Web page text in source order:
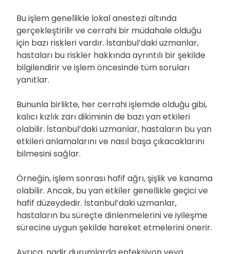
Bu işlem genellikle lokal anestezi altında
gerçekleştirilir ve cerrahi bir müdahale olduğu
için bazı riskleri vardır. İstanbul’daki uzmanlar,
hastaları bu riskler hakkında ayrıntılı bir şekilde
bilgilendirir ve işlem öncesinde tüm soruları
yanıtlar.
Bununla birlikte, her cerrahi işlemde olduğu gibi,
kalıcı kızlık zarı dikiminin de bazı yan etkileri
olabilir. İstanbul’daki uzmanlar, hastaların bu yan
etkileri anlamalarını ve nasıl başa çıkacaklarını
bilmesini sağlar.
Örneğin, işlem sonrası hafif ağrı, şişlik ve kanama
olabilir. Ancak, bu yan etkiler genellikle geçici ve
hafif düzeydedir. İstanbul’daki uzmanlar,
hastaların bu süreçte dinlenmelerini ve iyileşme
sürecine uygun şekilde hareket etmelerini önerir.